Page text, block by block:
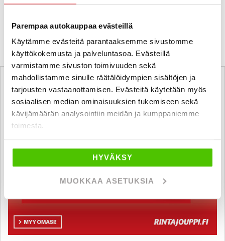
Parempaa autokauppaa evästeillä
Käytämme evästeitä parantaaksemme sivustomme
käyttökokemusta ja palveluntasoa. Evästeillä
varmistamme sivuston toimivuuden sekä
mahdollistamme sinulle räätälöidympien sisältöjen ja
tarjousten vastaanottamisen. Evästeitä käytetään myös
sosiaalisen median ominaisuuksien tukemiseen sekä
kävijämäärän analysointiin meidän ja kumppaniemme
toimesta.
HYVÄKSY
MUOKKAA ASETUKSIA
KATSO VASTAAVANLAISET AUTOT